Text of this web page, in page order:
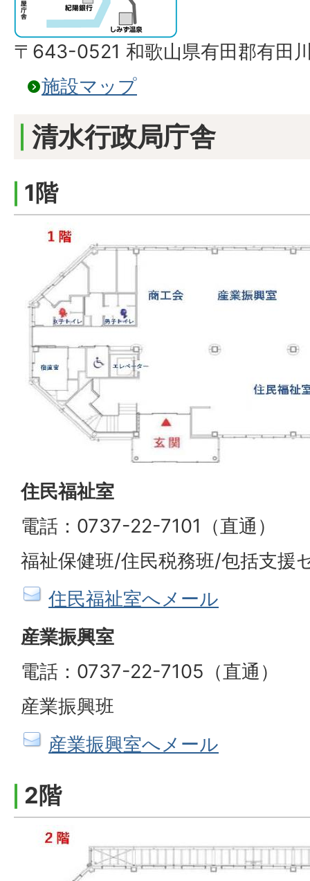
〒643-0521 和歌山県有田郡有田
施設マップ
清水行政局庁舎
1階
住民福祉室
電話：0737-22-7101（直通）
福祉保健班/住民税務班/包括支援
住民福祉室へメール
産業振興室
電話：0737-22-7105（直通）
産業振興班
産業振興室へメール
2階